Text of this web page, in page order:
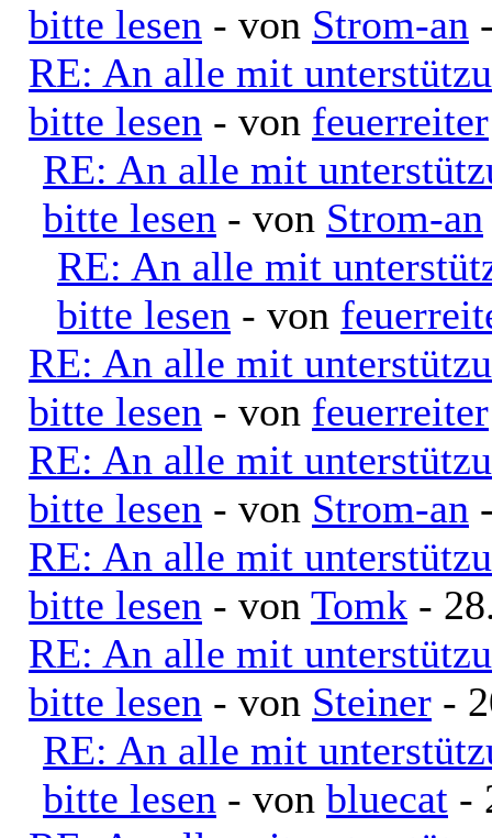
bitte lesen - von Strom-an
RE: An alle mit
bitte lesen - von feuerreiter
RE: An alle mit
bitte lesen - von Strom-an
RE: An alle mit
bitte lesen - von
RE: An alle mit
bitte lesen - von feuerreiter
RE: An alle mit
bitte lesen - von Strom-an
RE: An alle mit
bitte lesen - von Tomk -
RE: An alle mit
bitte lesen - von Steiner -
RE: An alle mit
bitte lesen - von bluecat -